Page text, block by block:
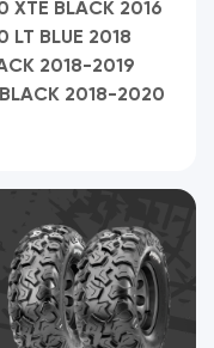
BLACK 2016
BLUE 2018
2018-2019
2018-2020